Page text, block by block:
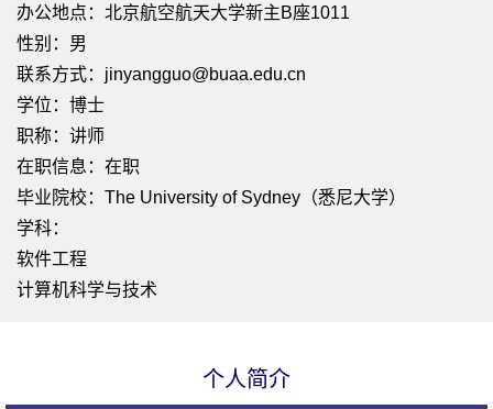
办公地点：北京航空航天大学新主B座1011
性别：男
联系方式：jinyangguo@buaa.edu.cn
学位：博士
职称：讲师
在职信息：在职
毕业院校：The University of Sydney（悉尼大学）
学科：
软件工程
计算机科学与技术
个人简介